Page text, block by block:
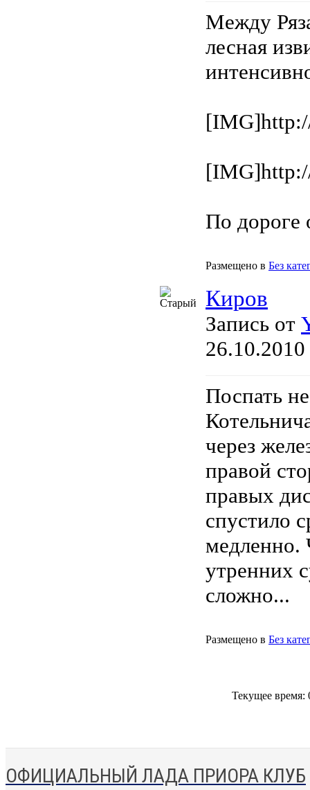
Между
лесная
По дороге
Размещено в Без
Киров
Запись от
Поспать
через
правой
правых
спустило
медленно.
утренних
сложно...
Размещено в Без
Текущее время:
ОФИЦИАЛЬНЫЙ ЛАДА ПРИОРА КЛУБ